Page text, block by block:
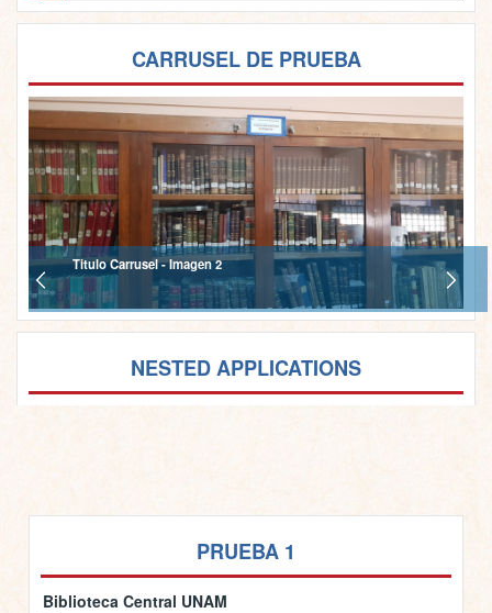
CARRUSEL DE PRUEBA
Titulo Carrusel - Imagen 2
NESTED APPLICATIONS
PRUEBA 1
Biblioteca Central UNAM